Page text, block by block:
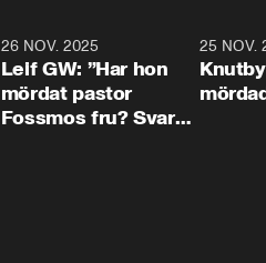
26 NOV. 2025
Leif GW: ”Har hon
mördat pastor
Fossmos fru? Svar
25 NOV.